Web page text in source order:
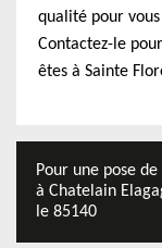
qualité pour
Contactez-le
êtes à Sainte
Pour une pose
à Chatelain
le 85140